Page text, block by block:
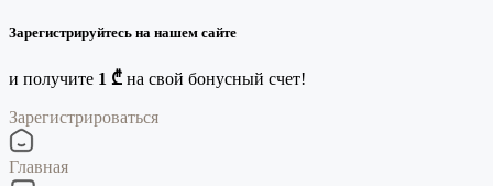
Зарегистрируйтесь на нашем сайте
и получите 1 ₾ на свой бонусный счет!
Зарегистрироваться
Главная